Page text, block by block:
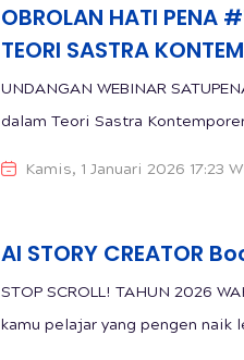
OBROLAN HATI PENA
TEORI SASTRA
UNDANGAN WEBINAR SATUPENA EDISI 180
Kamis, 1 Januari 2026 17:23
AI STORY CREATOR
STOP SCROLL! TAHUN 2026
kamu pelajar yang pengen naik